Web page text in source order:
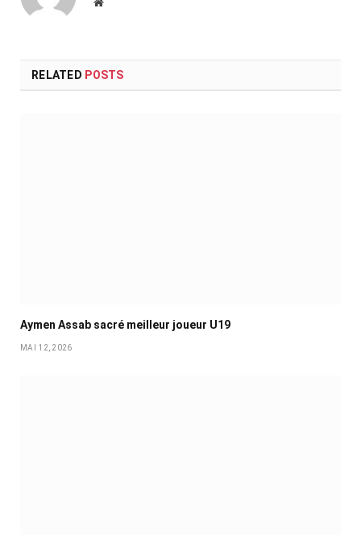
RELATED POSTS
Aymen Assab sacré meilleur joueur U19
MAI 12, 2026